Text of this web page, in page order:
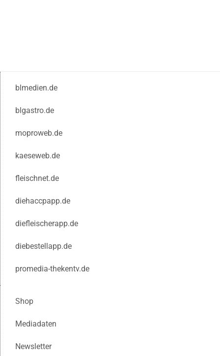
blmedien.de
blgastro.de
moproweb.de
kaeseweb.de
fleischnet.de
diehaccpapp.de
diefleischerapp.de
diebestellapp.de
promedia-thekentv.de
Shop
Mediadaten
Newsletter